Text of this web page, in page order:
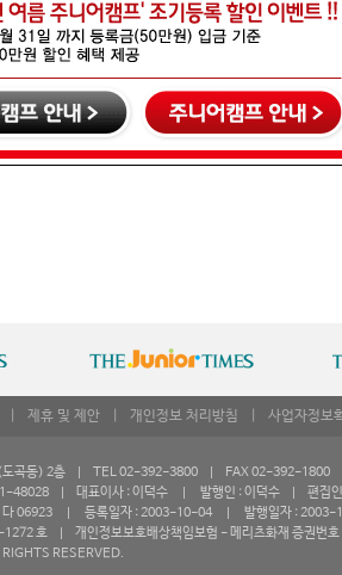
제휴 및 제안 개인정보 처리방침 사업자정보
(도곡동) 2층 | TEL 02-392-3800 | FAX 02-392-1800
48028 | 대표이사 : 이덕수 | 발행인 : 이덕수 | 편집인
다 06923 | 등록일자 : 2003-10-04 | 발행일자 : 2003-
1272 호 | 개인정보보호배상책임보험 - 메리츠화재 증권번
RESERVED.